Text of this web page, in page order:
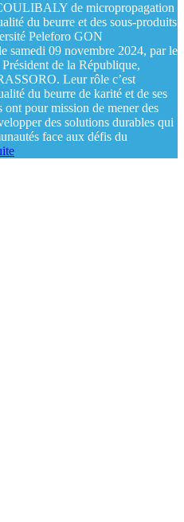
de micropropagation
du beurre et des sous-produits
Peleforo GON
09 novembre 2024, par le
de la République,
Leur rôle c’est
du beurre de karité et de ses
pour mission de mener des
des solutions durables qui
face aux défis du